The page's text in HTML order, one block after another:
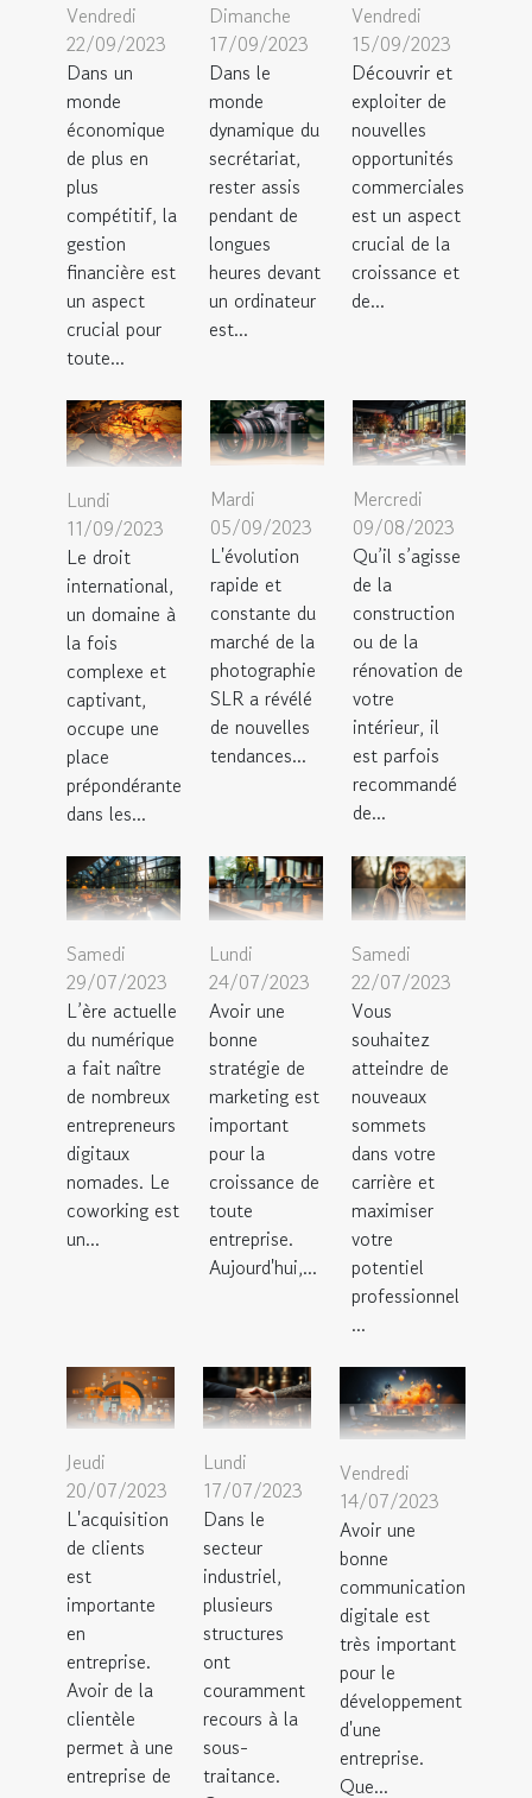
Vendredi
22/09/2023
Dans un
monde
économique
de plus en
plus
compétitif, la
gestion
financière est
un aspect
crucial pour
toute...
Dimanche
17/09/2023
Dans le
monde
dynamique du
secrétariat,
rester assis
pendant de
longues
heures devant
un ordinateur
est...
Vendredi
15/09/2023
Découvrir et
exploiter de
nouvelles
opportunités
commerciales
est un aspect
crucial de la
croissance et
de...
Lundi
11/09/2023
Le droit
international,
un domaine à
la fois
complexe et
captivant,
occupe une
place
prépondérante
dans les...
Mardi
05/09/2023
L'évolution
rapide et
constante du
marché de la
photographie
SLR a révélé
de nouvelles
tendances...
Mercredi
09/08/2023
Qu’il s’agisse
de la
construction
ou de la
rénovation de
votre
intérieur, il
est parfois
recommandé
de...
Samedi
29/07/2023
L’ère actuelle
du numérique
a fait naître
de nombreux
entrepreneurs
digitaux
nomades. Le
coworking est
un...
Lundi
24/07/2023
Avoir une
bonne
stratégie de
marketing est
important
pour la
croissance de
toute
entreprise.
Aujourd'hui,...
Samedi
22/07/2023
Vous
souhaitez
atteindre de
nouveaux
sommets
dans votre
carrière et
maximiser
votre
potentiel
professionnel
...
Jeudi
20/07/2023
L'acquisition
de clients
est
importante
en
entreprise.
Avoir de la
clientèle
permet à une
entreprise de
Lundi
17/07/2023
Dans le
secteur
industriel,
plusieurs
structures
ont
couramment
recours à la
sous-
traitance.
Vendredi
14/07/2023
Avoir une
bonne
communication
digitale est
très important
pour le
développement
d'une
entreprise.
Que...